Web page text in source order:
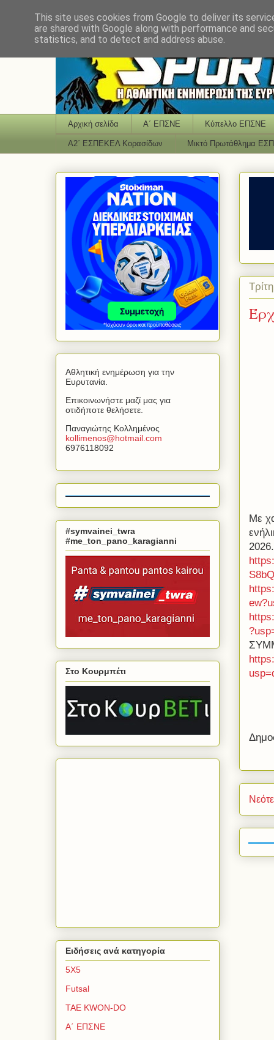
Αρχική σελίδα Α΄ ΕΠΣΝΕ Κύπελλο ΕΠΣΝΕ
Α2΄ ΕΣΠΕΚΕΛ Κορασίδων Μικτό Πρωτάθλημα
Με
Αθλητική ενημέρωση για την
Ευρυτανία.
Επικοινωνήστε μαζί μας για
οτιδήποτε θελήσετε.
Παναγιώτης Κολλημένος
kollimenos@hotmail com
6976118092
#symvainei_twra
#me_ton_pano_karagianni
Στο Κουρμπέτι
Ειδήσεις ανά κατηγορία
5Χ5
Futsal
TAE KWON-DO
Α΄ ΕΠΣΝΕ
This site uses cookies from Google to deliver its
are shared with Google along with performance and
statistics, and to detect and address abuse.